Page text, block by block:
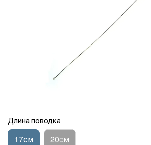
Длина поводка
17см 20см